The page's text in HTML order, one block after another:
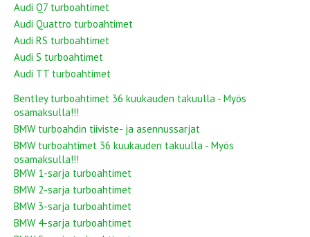
Audi Q7 turboahtimet
Audi Quattro turboahtimet
Audi RS turboahtimet
Audi S turboahtimet
Audi TT turboahtimet
Bentley turboahtimet 36 kuukauden takuulla - Myös
osamaksulla!!!
BMW turboahdin tiiviste- ja asennussarjat
BMW turboahtimet 36 kuukauden takuulla - Myös
osamaksulla!!!
BMW 1-sarja turboahtimet
BMW 2-sarja turboahtimet
BMW 3-sarja turboahtimet
BMW 4-sarja turboahtimet